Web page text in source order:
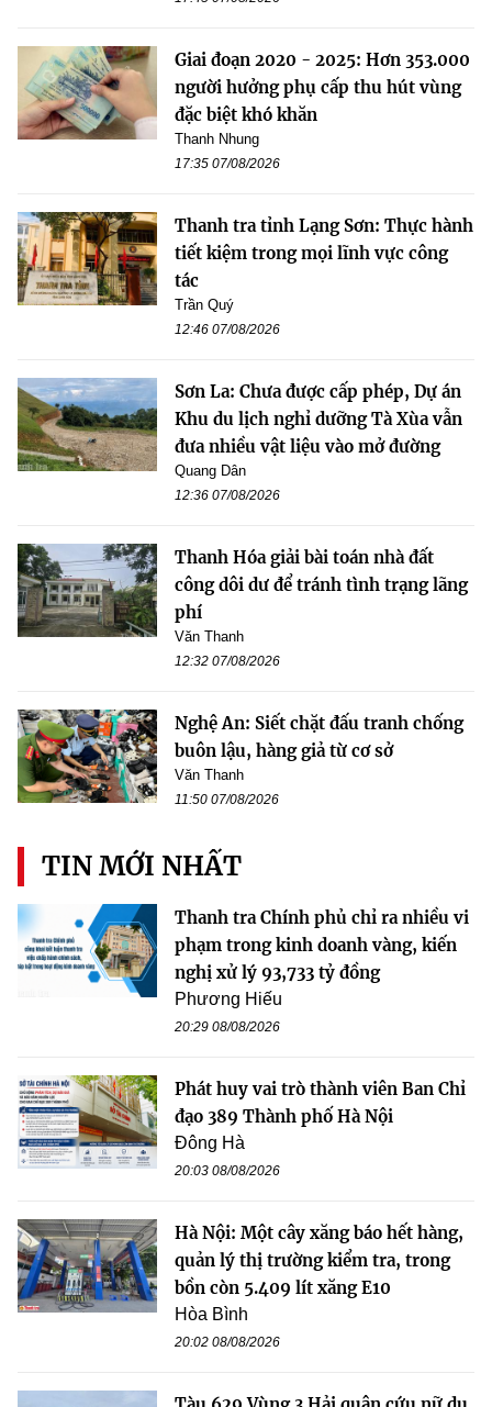
Giai đoạn 2020 - 2025: Hơn 353.000
người hưởng phụ cấp thu hút vùng
đặc biệt khó khăn
Thanh Nhung
17:35 07/08/2026
Thanh tra tỉnh Lạng Sơn: Thực hành
tiết kiệm trong mọi lĩnh vực công
tác
Trần Quý
12:46 07/08/2026
Sơn La: Chưa được cấp phép, Dự án
Khu du lịch nghỉ dưỡng Tà Xùa vẫn
đưa nhiều vật liệu vào mở đường
Quang Dân
12:36 07/08/2026
Thanh Hóa giải bài toán nhà đất
công dôi dư để tránh tình trạng lãng
phí
Văn Thanh
12:32 07/08/2026
Nghệ An: Siết chặt đấu tranh chống
buôn lậu, hàng giả từ cơ sở
Văn Thanh
11:50 07/08/2026
TIN MỚI NHẤT
Thanh tra Chính phủ chỉ ra nhiều vi
phạm trong kinh doanh vàng, kiến
nghị xử lý 93,733 tỷ đồng
Phương Hiếu
20:29 08/08/2026
Phát huy vai trò thành viên Ban Chỉ
đạo 389 Thành phố Hà Nội
Đông Hà
20:03 08/08/2026
Hà Nội: Một cây xăng báo hết hàng,
quản lý thị trường kiểm tra, trong
bồn còn 5.409 lít xăng E10
Hòa Bình
20:02 08/08/2026